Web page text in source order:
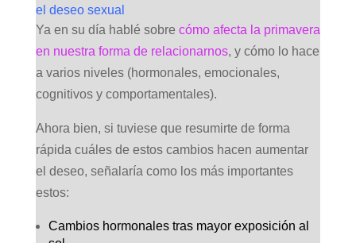
el deseo sexual
Ya en su día hablé sobre cómo afecta la primavera
en nuestra forma de relacionarnos, y cómo lo hace
a varios niveles (hormonales, emocionales,
cognitivos y comportamentales).
Ahora bien, si tuviese que resumirte de forma
rápida cuáles de estos cambios hacen aumentar
el deseo, señalaría como los más importantes
estos:
Cambios hormonales tras mayor exposición al